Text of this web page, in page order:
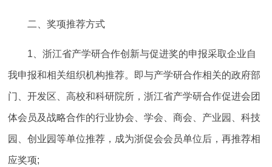
二、奖项推荐方式
1、浙江省产学研合作创新与促进奖的申报采取企业自
我申报和相关组织机构推荐。即与产学研合作相关的政府部
门、开发区、高校和科研院所，浙江省产学研合作促进会团
体会员及战略合作的行业协会、学会、商会、产业园、科技
园、创业园等单位推荐，成为浙促会会员单位后，再推荐相
应奖项;